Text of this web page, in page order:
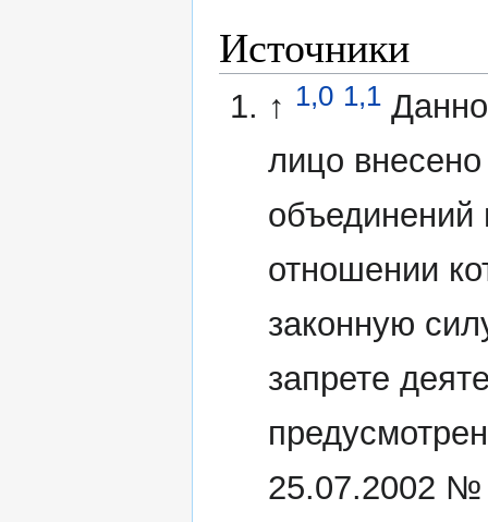
Источники
↑ 1,0 1,1
лицо
объединений
отношении
законную
запрете
25.07.2002 №